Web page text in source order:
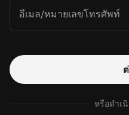
อีเมล/หมายเลขโทรศัพท์
หรือดำเ